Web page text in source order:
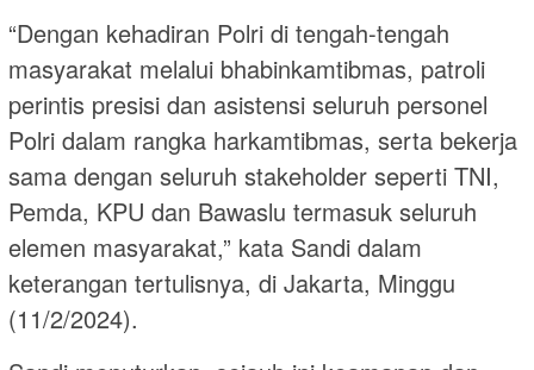
“Dengan kehadiran Polri di tengah-tengah
masyarakat melalui bhabinkamtibmas, patroli
perintis presisi dan asistensi seluruh personel
Polri dalam rangka harkamtibmas, serta bekerja
sama dengan seluruh stakeholder seperti TNI,
Pemda, KPU dan Bawaslu termasuk seluruh
elemen masyarakat,” kata Sandi dalam
keterangan tertulisnya, di Jakarta, Minggu
(11/2/2024).